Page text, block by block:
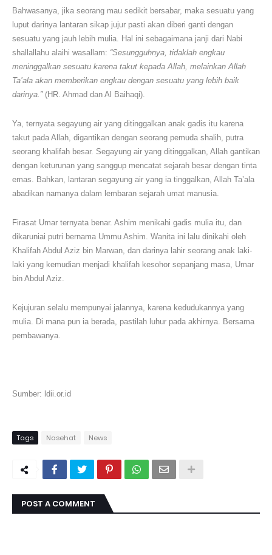
Bahwasanya, jika seorang mau sedikit bersabar, maka sesuatu yang
luput darinya lantaran sikap jujur pasti akan diberi ganti dengan
sesuatu yang jauh lebih mulia. Hal ini sebagaimana janji dari Nabi
shallallahu alaihi wasallam: “Sesungguhnya, tidaklah engkau
meninggalkan sesuatu karena takut kepada Allah, melainkan Allah
Ta’ala akan memberikan engkau dengan sesuatu yang lebih baik
darinya.”(HR. Ahmad dan Al Baihaqi).
Ya, ternyata segayung air yang ditinggalkan anak gadis itu karena
takut pada Allah, digantikan dengan seorang pemuda shalih, putra
seorang khalifah besar. Segayung air yang ditinggalkan, Allah gantikan
dengan keturunan yang sanggup mencatat sejarah besar dengan tinta
emas. Bahkan, lantaran segayung air yang ia tinggalkan, Allah Ta’ala
abadikan namanya dalam lembaran sejarah umat manusia.
Firasat Umar ternyata benar. Ashim menikahi gadis mulia itu, dan
dikaruniai putri bernama Ummu Ashim. Wanita ini lalu dinikahi oleh
Khalifah Abdul Aziz bin Marwan, dan darinya lahir seorang anak laki-
laki yang kemudian menjadi khalifah kesohor sepanjang masa, Umar
bin Abdul Aziz.
Kejujuran selalu mempunyai jalannya, karena kedudukannya yang
mulia. Di mana pun ia berada, pastilah luhur pada akhirnya. Bersama
pembawanya.
Sumber: ldii.or.id
Tags Nasehat News
POST A COMMENT